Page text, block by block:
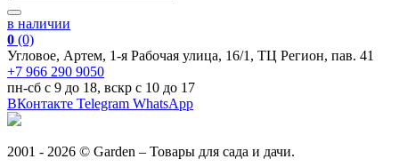
в наличии
0 (0)
Угловое, Артем, ​1-я Рабочая улица, 16/1, ТЦ Регион, пав. 41
+7 966 290 9050
пн-сб с 9 до 18, вскр с 10 до 17
ВКонтакте Telegram WhatsApp
2001 - 2026 © Garden – Товары для сада и дачи.